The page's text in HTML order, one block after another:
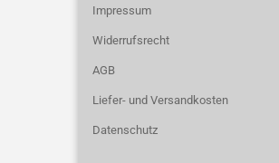
Impressum
Widerrufsrecht
AGB
Liefer- und Versandkosten
Datenschutz